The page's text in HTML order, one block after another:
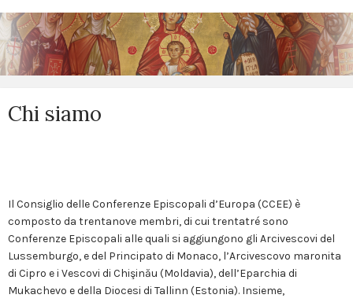
Chi siamo
Il Consiglio delle Conferenze Episcopali d’Europa (CCEE) è
composto da trentanove membri, di cui trentatré sono
Conferenze Episcopali alle quali si aggiungono gli Arcivescovi del
Lussemburgo, e del Principato di Monaco, l’Arcivescovo maronita
di Cipro e i Vescovi di Chişinău (Moldavia), dell’Eparchia di
Mukachevo e della Diocesi di Tallinn (Estonia). Insieme,